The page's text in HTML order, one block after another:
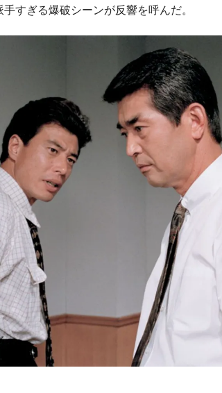
すぎる爆破シーンが反響を呼んだ。